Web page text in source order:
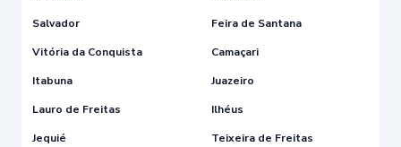
Salvador
Feira de Santana
Vitória da Conquista
Camaçari
Itabuna
Juazeiro
Lauro de Freitas
Ilhéus
Jequié
Teixeira de Freitas